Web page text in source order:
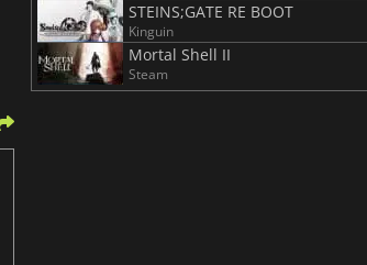
STEINS;GATE RE BOOT
Kinguin
Mortal Shell II
Steam